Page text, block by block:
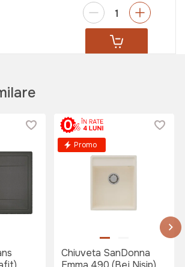
ANDRA Auriu-Negru
Baterie bucatarie Sandonna F9995
Promo
Chiuveta SanDonna